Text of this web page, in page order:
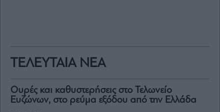
ΤΕΛΕΥΤΑΙΑ ΝΕΑ
Ουρές και καθυστερήσεις στο Τελωνείο
Ευζώνων, στο ρεύμα εξόδου από την Ελλάδα